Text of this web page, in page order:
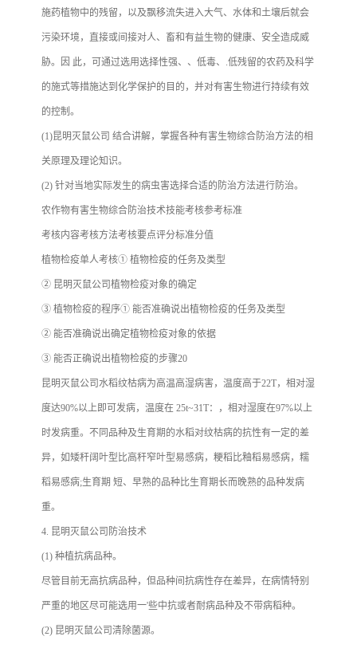
施药植物中的残留，以及飘移流失进入大气、水体和土壤后就会
污染环境，直接或间接对人、畜和有益生物的健康、安全造成威
胁。因 此，可通过选用选择性强、、低毒、.低残留的农药及科学
的施式等措施达到化学保护的目的，并对有害生物进行持续有效
的控制。
(1)昆明灭鼠公司 结合讲解，掌握各种有害生物综合防治方法的相
关原理及理论知识。
(2) 针对当地实际发生的病虫害选择合适的防治方法进行防治。
农作物有害生物综合防治技术技能考核参考标准
考核内容考核方法考核要点评分标准分值
植物检疫单人考核① 植物检疫的任务及类型
② 昆明灭鼠公司植物检疫对象的确定
③ 植物检疫的程序① 能否准确说出植物检疫的任务及类型
② 能否准确说出确定植物检疫对象的依据
③ 能否正确说出植物检疫的步骤20
昆明灭鼠公司水稻纹枯病为高温高湿病害，温度高于22T，相对湿
度达90%以上即可发病，温度在 25t~31T：，相对湿度在97%以上
时发病重。不同品种及生育期的水稻对纹枯病的抗性有一定的差
异，如矮秆阔叶型比高秆窄叶型易感病，粳稻比釉稻易感病，糯
稻易感病;生育期 短、早熟的品种比生育期长而晚熟的品种发病
重。
4. 昆明灭鼠公司防治技术
(1) 种植抗病品种。
尽管目前无高抗病品种，但品种间抗病性存在差异，在病情特别
严重的地区尽可能选用一'些中抗或者耐病品种及不带病稻种。
(2) 昆明灭鼠公司清除菌源。